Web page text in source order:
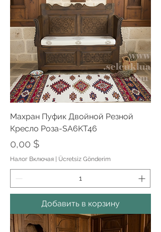
Махран Пуфик Двойной Резной
Кресло Роза-SA6KT46
Цена
0,00 $
Налог Включая | Ücretsiz Gönderim
Добавить в корзину